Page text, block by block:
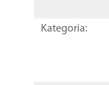
Kategoria: